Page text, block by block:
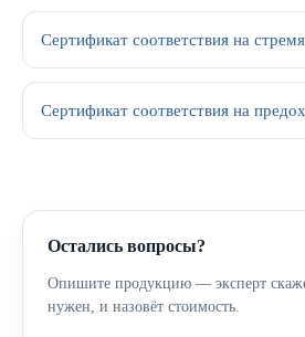
Сертификат соответствия на
Сертификат соответствия на
Остались вопросы?
Опишите продукцию — эксперт
нужен, и назовёт стоимость.